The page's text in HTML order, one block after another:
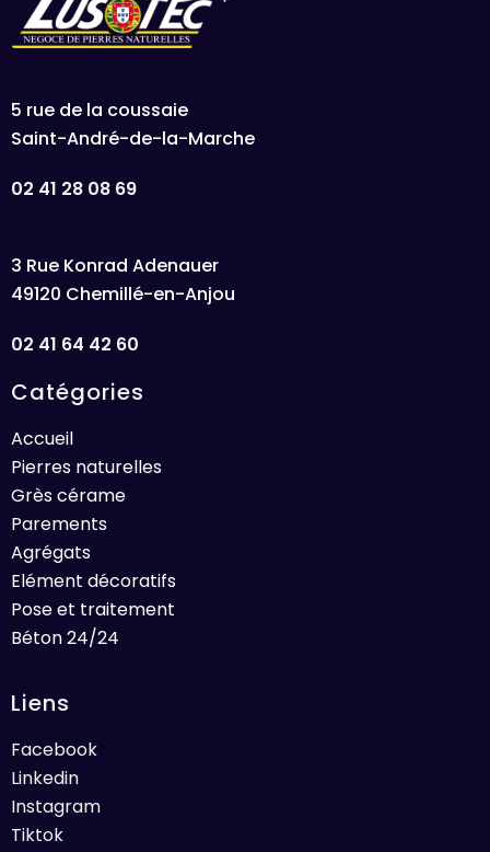
5 rue de la coussaie
Saint-André-de-la-Marche
02 41 28 08 69
3 Rue Konrad Adenauer
49120 Chemillé-en-Anjou
02 41 64 42 60
Catégories
Accueil
Pierres naturelles
Grès cérame
Parements
Agrégats
Elément décoratifs
Pose et traitement
Béton 24/24
Liens
Facebook
Linkedin
Instagram
Tiktok